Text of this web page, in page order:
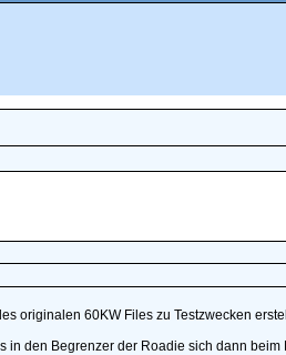
originalen 60KW Files zu Testzwecken
den Begrenzer der Roadie sich dann